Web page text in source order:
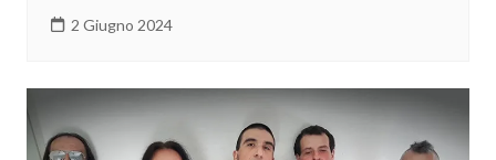
2 Giugno 2024